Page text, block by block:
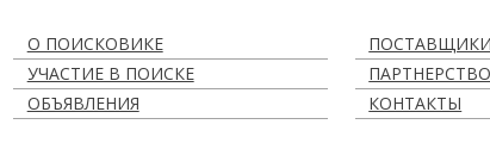
О ПОИСКОВИКЕ
ПОСТАВЩИКИ
УЧАСТИЕ В ПОИСКЕ
ПАРТНЕРСТВО
ОБЪЯВЛЕНИЯ
КОНТАКТЫ